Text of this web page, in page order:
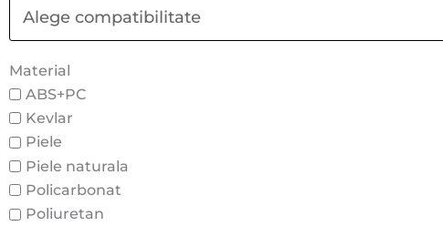
Material
ABS+PC
Kevlar
Piele
Piele naturala
Policarbonat
Poliuretan